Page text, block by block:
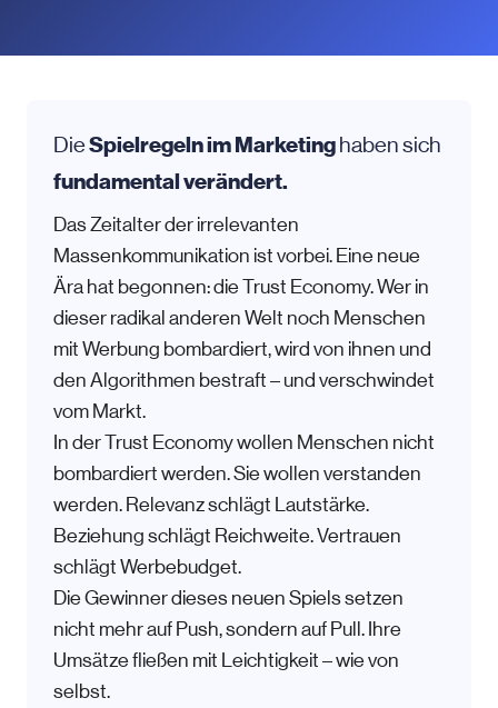
DieSpielregeln im Marketinghaben sich
fundamental verändert.
Das Zeitalter der irrelevanten
Massenkommunikation ist vorbei. Eine neue
Ära hat begonnen: die Trust Economy. Wer in
dieser radikal anderen Welt noch Menschen
mit Werbung bombardiert, wird von ihnen und
den Algorithmen bestraft – und verschwindet
vom Markt.
In der Trust Economy wollen Menschen nicht
bombardiert werden. Sie wollen verstanden
werden. Relevanz schlägt Lautstärke.
Beziehung schlägt Reichweite. Vertrauen
schlägt Werbebudget.
Die Gewinner dieses neuen Spiels setzen
nicht mehr auf Push, sondern auf Pull. Ihre
Umsätze fließen mit Leichtigkeit – wie von
selbst.